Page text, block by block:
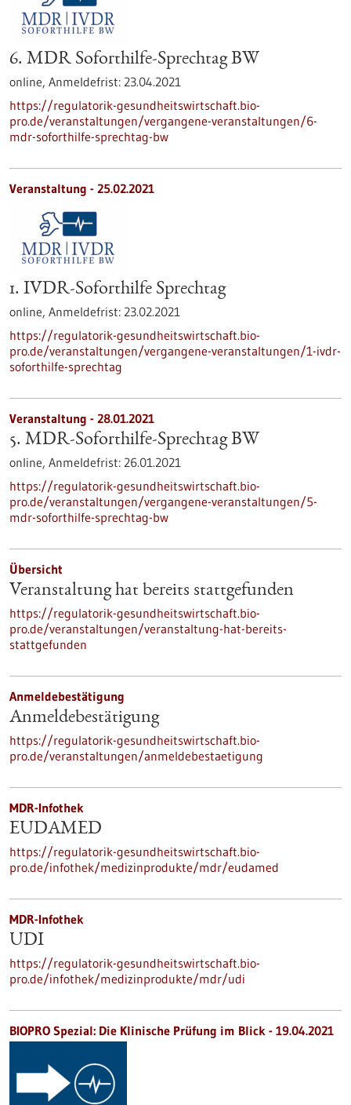
6. MDR Soforthilfe-Sprechtag BW
online, Anmeldefrist: 23.04.2021
https://regulatorik-gesundheitswirtschaft.bio-
pro.de/veranstaltungen/vergangene-veranstaltungen/6-
mdr-soforthilfe-sprechtag-bw
Veranstaltung - 25.02.2021
1. IVDR-Soforthilfe Sprechtag
online, Anmeldefrist: 23.02.2021
https://regulatorik-gesundheitswirtschaft.bio-
pro.de/veranstaltungen/vergangene-veranstaltungen/1-ivdr-
soforthilfe-sprechtag
Veranstaltung - 28.01.2021
5. MDR-Soforthilfe-Sprechtag BW
online, Anmeldefrist: 26.01.2021
https://regulatorik-gesundheitswirtschaft.bio-
pro.de/veranstaltungen/vergangene-veranstaltungen/5-
mdr-soforthilfe-sprechtag-bw
Übersicht
Veranstaltung hat bereits stattgefunden
https://regulatorik-gesundheitswirtschaft.bio-
pro.de/veranstaltungen/veranstaltung-hat-bereits-
stattgefunden
Anmeldebestätigung
Anmeldebestätigung
https://regulatorik-gesundheitswirtschaft.bio-
pro.de/veranstaltungen/anmeldebestaetigung
MDR-Infothek
EUDAMED
https://regulatorik-gesundheitswirtschaft.bio-
pro.de/infothek/medizinprodukte/mdr/eudamed
MDR-Infothek
UDI
https://regulatorik-gesundheitswirtschaft.bio-
pro.de/infothek/medizinprodukte/mdr/udi
BIOPRO Spezial: Die Klinische Prüfung im Blick - 19.04.2021